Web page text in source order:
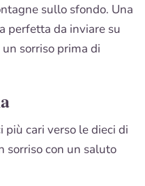
sullo sfondo. Una
perfetta da inviare su
sorriso prima di
cari verso le dieci di
sorriso con un saluto